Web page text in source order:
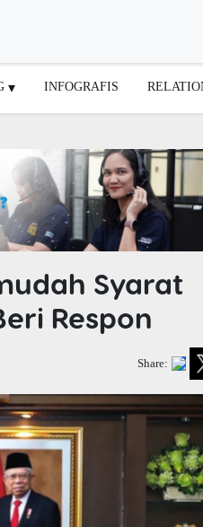
INFOGRAFIS
Syarat
Respon
Share: